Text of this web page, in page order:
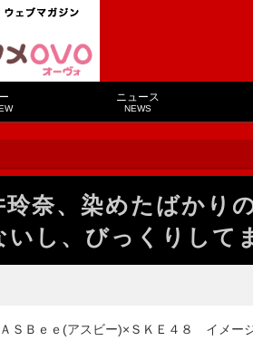
ニュース
NEWS
玲奈、染めたばかり
いし、びっくりして
ＳＢｅｅ(アスビー)×ＳＫＥ４８ イメー